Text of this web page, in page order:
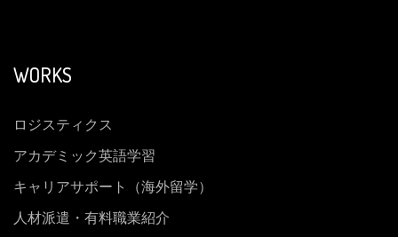
WORKS
ロジスティクス
アカデミック英語学習
キャリアサポート（海外留学）
人材派遣・有料職業紹介